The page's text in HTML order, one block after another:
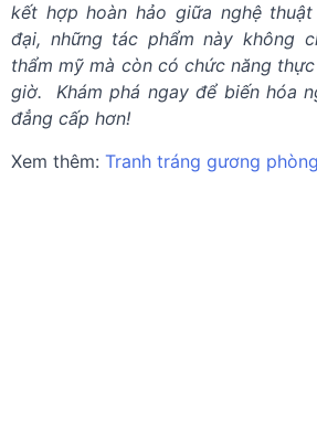
kết hợp hoàn hảo giữa nghệ
đại, những tác phẩm này không
thẩm mỹ mà còn có chức năng
giờ. Khám phá ngay để biến hóa
đẳng cấp hơn!
Xem thêm: Tranh tráng gương